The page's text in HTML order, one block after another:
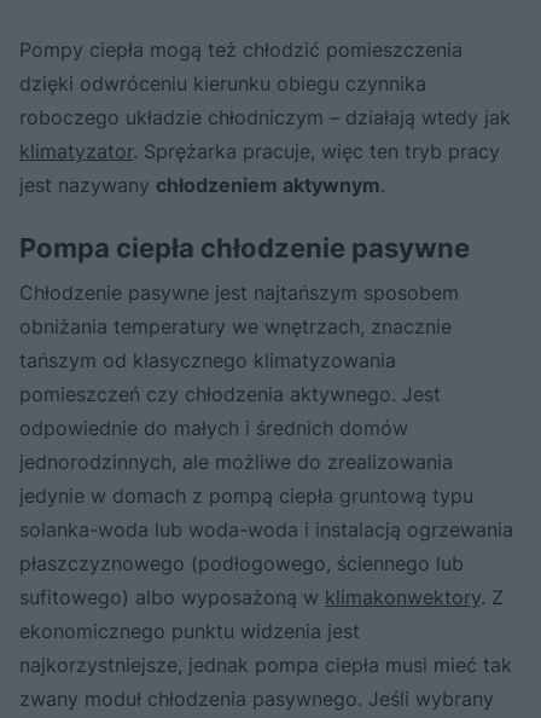
Pompy ciepła mogą też chłodzić pomieszczenia
dzięki odwróceniu kierunku obiegu czynnika
roboczego układzie chłodniczym – działają wtedy jak
klimatyzator. Sprężarka pracuje, więc ten tryb pracy
jest nazywany chłodzeniem aktywnym.
Pompa ciepła chłodzenie pasywne
Chłodzenie pasywne jest najtańszym sposobem
obniżania temperatury we wnętrzach, znacznie
tańszym od klasycznego klimatyzowania
pomieszczeń czy chłodzenia aktywnego. Jest
odpowiednie do małych i średnich domów
jednorodzinnych, ale możliwe do zrealizowania
jedynie w domach z pompą ciepła gruntową typu
solanka-woda lub woda-woda i instalacją ogrzewania
płaszczyznowego (podłogowego, ściennego lub
sufitowego) albo wyposażoną w klimakonwektory. Z
ekonomicznego punktu widzenia jest
najkorzystniejsze, jednak pompa ciepła musi mieć tak
zwany moduł chłodzenia pasywnego. Jeśli wybrany